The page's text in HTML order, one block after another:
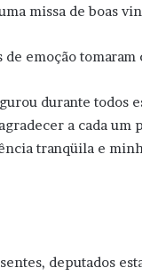
missa de boas
emoção tomaram
durante todos
a cada
tranqüila e
deputados